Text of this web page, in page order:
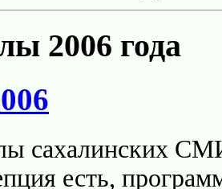
2006 года
сахалинских
есть,